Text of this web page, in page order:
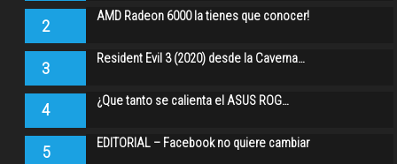
2 AMD Radeon 6000 la tienes que conocer!
3 Resident Evil 3 (2020) desde la Caverna…
4 ¿Que tanto se calienta el ASUS ROG…
5 EDITORIAL – Facebook no quiere cambiar